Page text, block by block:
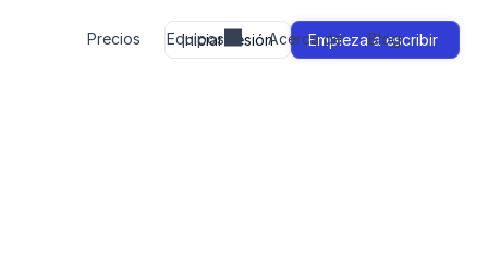
Precios Equipos Acerca de Blog
Iniciar sesión Empieza a escribir